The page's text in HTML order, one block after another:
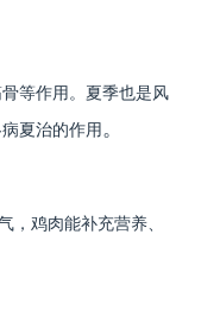
等作用。夏季也是风
夏治的作用。
鸡肉能补充营养、